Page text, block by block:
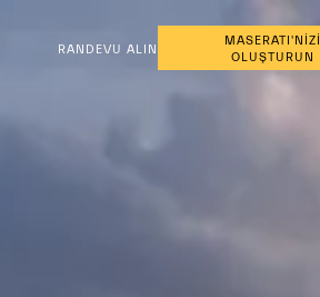
RANDEVU ALIN
MASERATI'NİZİ
OLUŞTURUN